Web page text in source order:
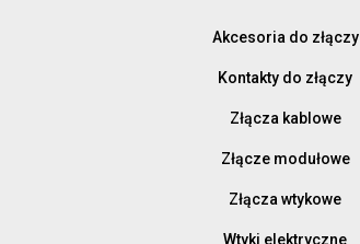
Akcesoria do złączy
Kontakty do złączy
Złącza kablowe
Złącze modułowe
Złącza wtykowe
Wtyki elektryczne